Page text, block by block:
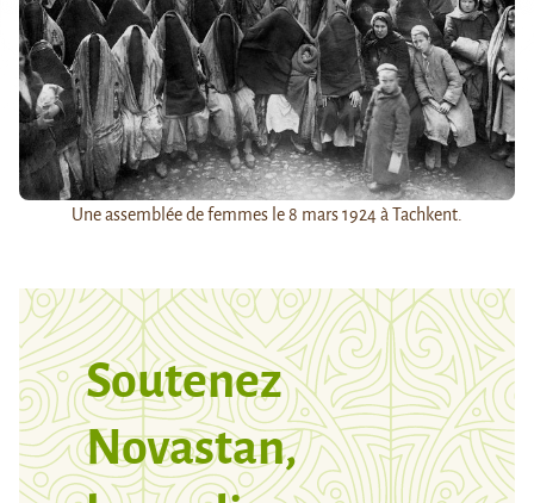
Une assemblée de femmes le 8 mars 1924 à Tachkent.
Soutenez
Novastan,